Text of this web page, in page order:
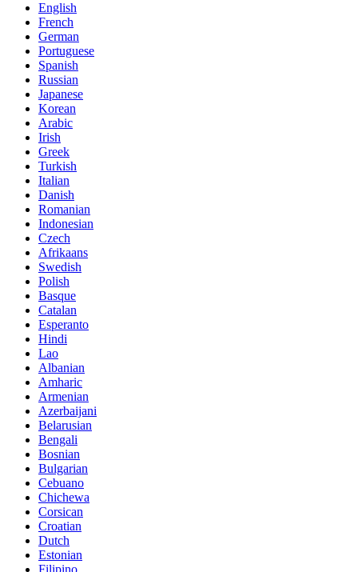
English
French
German
Portuguese
Spanish
Russian
Japanese
Korean
Arabic
Irish
Greek
Turkish
Italian
Danish
Romanian
Indonesian
Czech
Afrikaans
Swedish
Polish
Basque
Catalan
Esperanto
Hindi
Lao
Albanian
Amharic
Armenian
Azerbaijani
Belarusian
Bengali
Bosnian
Bulgarian
Cebuano
Chichewa
Corsican
Croatian
Dutch
Estonian